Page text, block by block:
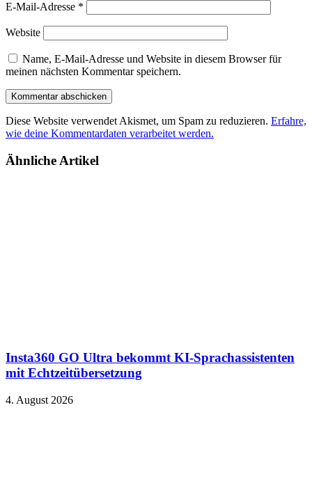
E-Mail-Adresse *
Website
Name, E-Mail-Adresse und Website in diesem Browser für
meinen nächsten Kommentar speichern.
Diese Website verwendet Akismet, um Spam zu reduzieren. Erfahre,
wie deine Kommentardaten verarbeitet werden.
Ähnliche Artikel
Insta360 GO Ultra bekommt KI-Sprachassistenten
mit Echtzeitübersetzung
4. August 2026